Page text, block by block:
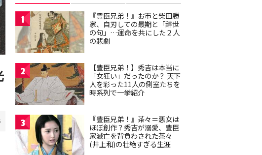
1
『豊臣兄弟！』お市と柴田勝
家、自刃しての最期と「辞世
の句」…運命を共にした２人
の悲劇
2
【豊臣兄弟！】秀吉は本当に
「女狂い」だったのか？ 天下
人を彩った11人の側室たちを
時系列で一挙紹介
3
『豊臣兄弟！』茶々＝悪女は
ほぼ創作？秀吉が溺愛、豊臣
家滅亡を背負わされた茶々
(井上和)の壮絶すぎる生涯